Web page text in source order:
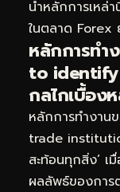
นำหลักการเหล่
ในตลาด Forex
หลักการท
to
กลไกเบื้อง
หลักการทำงา
trade
สะท้อนทุกสิ่ง’
ผลลัพธ์ของการ